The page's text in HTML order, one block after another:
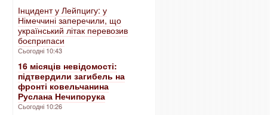
Інцидент у Лейпцигу: у
Німеччині заперечили, що
український літак перевозив
боєприпаси
Сьогодні 10:43
16 місяців невідомості:
підтвердили загибель на
фронті ковельчанина
Руслана Нечипорука
Сьогодні 10:26